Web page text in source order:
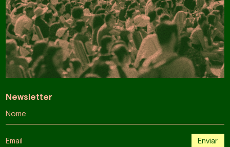
Newsletter
Nome
Email Enviar